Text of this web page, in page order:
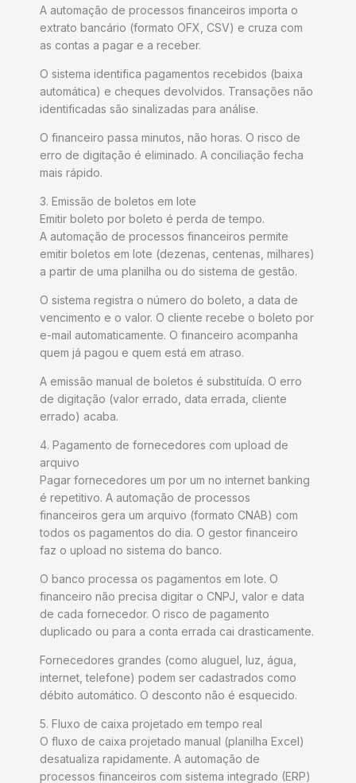
A automação de processos financeiros importa o
extrato bancário (formato OFX, CSV) e cruza com
as contas a pagar e a receber.
O sistema identifica pagamentos recebidos (baixa
automática) e cheques devolvidos. Transações não
identificadas são sinalizadas para análise.
O financeiro passa minutos, não horas. O risco de
erro de digitação é eliminado. A conciliação fecha
mais rápido.
3. Emissão de boletos em lote
Emitir boleto por boleto é perda de tempo.
A automação de processos financeiros permite
emitir boletos em lote (dezenas, centenas, milhares)
a partir de uma planilha ou do sistema de gestão.
O sistema registra o número do boleto, a data de
vencimento e o valor. O cliente recebe o boleto por
e-mail automaticamente. O financeiro acompanha
quem já pagou e quem está em atraso.
A emissão manual de boletos é substituída. O erro
de digitação (valor errado, data errada, cliente
errado) acaba.
4. Pagamento de fornecedores com upload de
arquivo
Pagar fornecedores um por um no internet banking
é repetitivo. A automação de processos
financeiros gera um arquivo (formato CNAB) com
todos os pagamentos do dia. O gestor financeiro
faz o upload no sistema do banco.
O banco processa os pagamentos em lote. O
financeiro não precisa digitar o CNPJ, valor e data
de cada fornecedor. O risco de pagamento
duplicado ou para a conta errada cai drasticamente.
Fornecedores grandes (como aluguel, luz, água,
internet, telefone) podem ser cadastrados como
débito automático. O desconto não é esquecido.
5. Fluxo de caixa projetado em tempo real
O fluxo de caixa projetado manual (planilha Excel)
desatualiza rapidamente. A automação de
processos financeiros com sistema integrado (ERP)